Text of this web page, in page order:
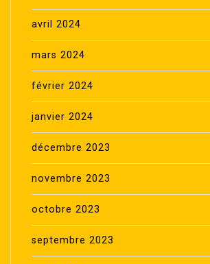
avril 2024
mars 2024
février 2024
janvier 2024
décembre 2023
novembre 2023
octobre 2023
septembre 2023